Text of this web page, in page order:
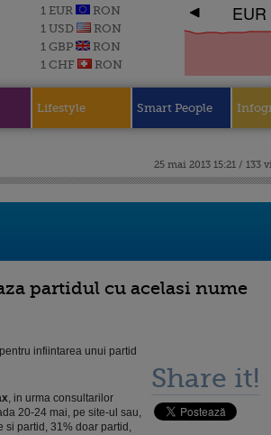
1 EUR
RON
1 USD
RON
1 GBP
RON
1 CHF
RON
EUR
Lifestyle Smart People
25 mai 2013 15:21 / 133
partidul cu acelasi nume
infiintarea unui partid
, in urma consultarilor
20-24 mai, pe site-ul sau,
si partid, 31% doar partid,
Share it!